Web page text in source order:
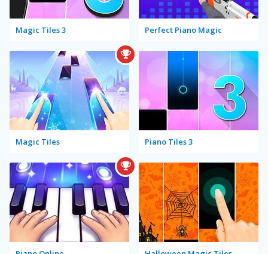
Magic Tiles 3 Perfect Piano Magic
Magic Tiles Piano Tiles 3